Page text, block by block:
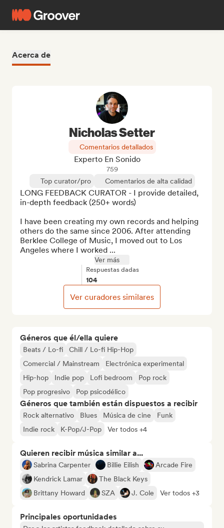
Acerca de
Géneros que él/ella quiere
Beats / Lo-fi
Chill / Lo-fi Hip-Hop
Comercial / Mainstream
Electrónica experimental
Hip-hop
Indie pop Lofi bedroom
Pop rock
Pop progresivo
Pop psicodélico
Géneros que también están dispuestos a recibir
Rock alternativo Blues Música de cine
Funk
Indie rock
K-Pop/J-Pop Ver todos +4
Quieren recibir música similar a...
Sabrina Carpenter Billie Eilish
Arcade Fire
Kendrick Lamar
The Black Keys
Brittany Howard
SZA J. Cole Ver todos +3
Principales oportunidades
Nicholas Setter
Comentarios detallados
Experto En Sonido
759
Top curator/pro
Comentarios de alta calidad
LONG FEEDBACK CURATOR - I provide detailed,
in-depth feedback (250+ words)
I have been creating my own records and helping
others do the same since 2006. After attending
Berklee College of Music, I moved out to Los
Angeles where I worked ...
Ver más
Respuestas dadas
104
Ver curadores similares